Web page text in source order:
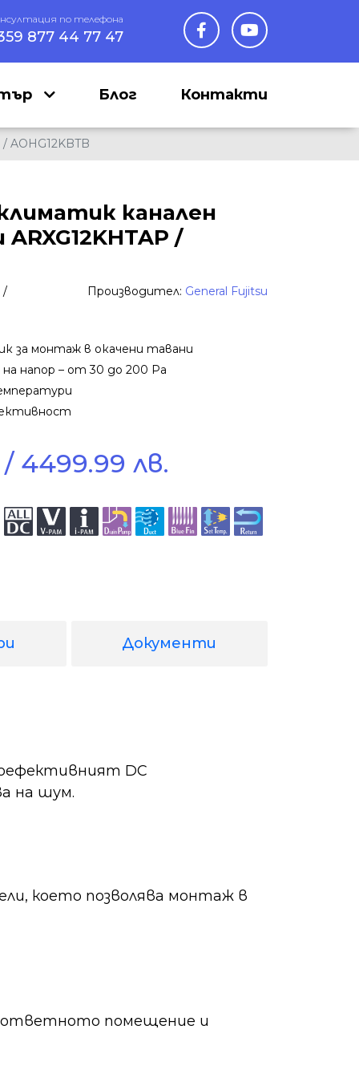
по телефона
877 44 77 47
Блог Контакти
AOHG12KBTB
канален
/
/ Производител: General Fujitsu
монтаж в окачени тавани
напор – от 30 до 200 Ра
/ 4499.99 лв.
Документи
DC
на шум.
което позволява монтаж в
помещение и